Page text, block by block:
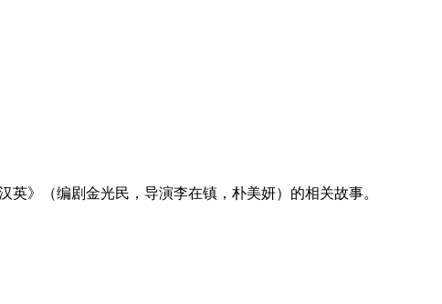
英》（编剧金光民，导演李在镇，朴美妍）的相关故事。